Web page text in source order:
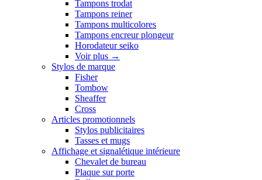
Tampons trodat
Tampons reiner
Tampons multicolores
Tampons encreur plongeur
Horodateur seiko
Voir plus →
Stylos de marque
Fisher
Tombow
Sheaffer
Cross
Articles promotionnels
Stylos publicitaires
Tasses et mugs
Affichage et signalétique intérieure
Chevalet de bureau
Plaque sur porte